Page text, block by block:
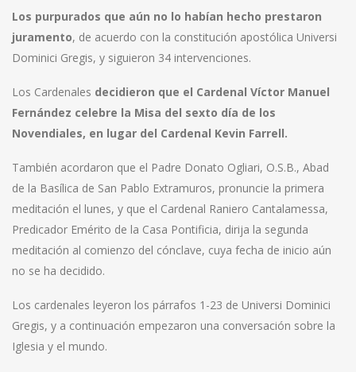
Los purpurados que aún no lo habían hecho prestaron
juramento, de acuerdo con la constitución apostólica Universi
Dominici Gregis, y siguieron 34 intervenciones.
Los Cardenales decidieron que el Cardenal Víctor Manuel
Fernández celebre la Misa del sexto día de los
Novendiales, en lugar del Cardenal Kevin Farrell.
También acordaron que el Padre Donato Ogliari, O.S.B., Abad
de la Basílica de San Pablo Extramuros, pronuncie la primera
meditación el lunes, y que el Cardenal Raniero Cantalamessa,
Predicador Emérito de la Casa Pontificia, dirija la segunda
meditación al comienzo del cónclave, cuya fecha de inicio aún
no se ha decidido.
Los cardenales leyeron los párrafos 1-23 de Universi Dominici
Gregis, y a continuación empezaron una conversación sobre la
Iglesia y el mundo.